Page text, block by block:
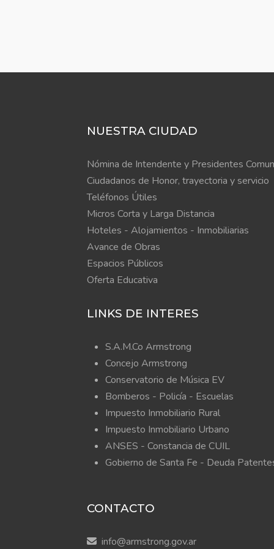
NUESTRA CIUDAD
Nómina de Intendente y Presidentes
Ciudadanos de Honor, trayectoria y servicio
Teléfonos Útiles
Micros Corta y Larga Distancia
Hoteles - Alojamientos - Inmobiliarias
Avance de Obras
Espacios Públicos
Oferta Educativa
LINKS DE INTERES
S.A.M.Co Armstrong
Concejo Armstrong
Conservatorio de Música EV
Bomberos - Policía - Escuelas
Impuesto Inmobiliario Rural
Impuesto Inmobiliario Urbano
ANSES - Constancia de CUIL
Gobierno de Santa Fe - Deuda
CONTACTO
info@armstrong.gov.ar